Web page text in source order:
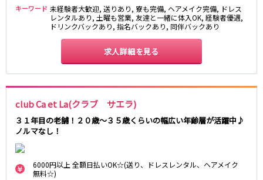
キーワード 未経験者大歓迎, 送りあり, 寮も完備, ヘアメイク完備, ドレス
レンタルあり, 土曜も営業, 友達と一緒に体入OK, 経験者優遇,
ドリンクバックあり, 指名バックあり, 同伴バックあり
求人詳細を見る
club Ca et La(クラブ サエラ)
３１年目の老舗！２０歳～３５歳くらいの幅広い年齢層が活躍中♪
ノルマなし！
6000円以上 全額日払いOK☆(送り、ドレスレンタル、ヘアメイク
無料☆)
平塚駅
大船駅
品川駅
大磯駅
小田原駅
横浜駅
渋谷駅
武蔵小杉駅
中目黒駅
自由が丘駅
祐天寺駅
元住吉駅